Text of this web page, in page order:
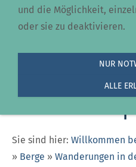
Sie sind hier: Willkommen
» Berge » Wanderungen in
und die Möglichkeit,
oder sie zu deaktivieren.
NUR
ALLE